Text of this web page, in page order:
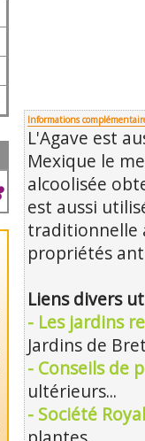
Informations
L'Agave est
Mexique le
alcoolisée
est aussi
traditionnelle
propriétés
Liens divers
- Les jardins
Jardins de
- Conseils de
ultérieurs...
- Société